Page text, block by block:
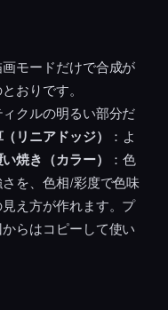
モードだけで合成が
おりです。
クルの明るい部分だ
リニアドッジ）
：よ
焼き（カラー）
：色
を、色相/彩度で色味
え方が作れます。プ
らはコピーして使い